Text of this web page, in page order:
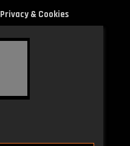
Privacy & Cookies